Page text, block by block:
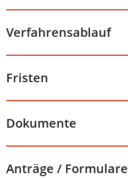
Verfahrensablauf
Fristen
Dokumente
Anträge / Formulare